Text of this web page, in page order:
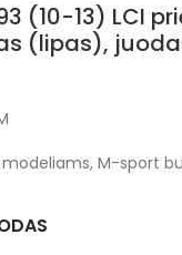
(10-13) LCI
(lipas),
M-sport